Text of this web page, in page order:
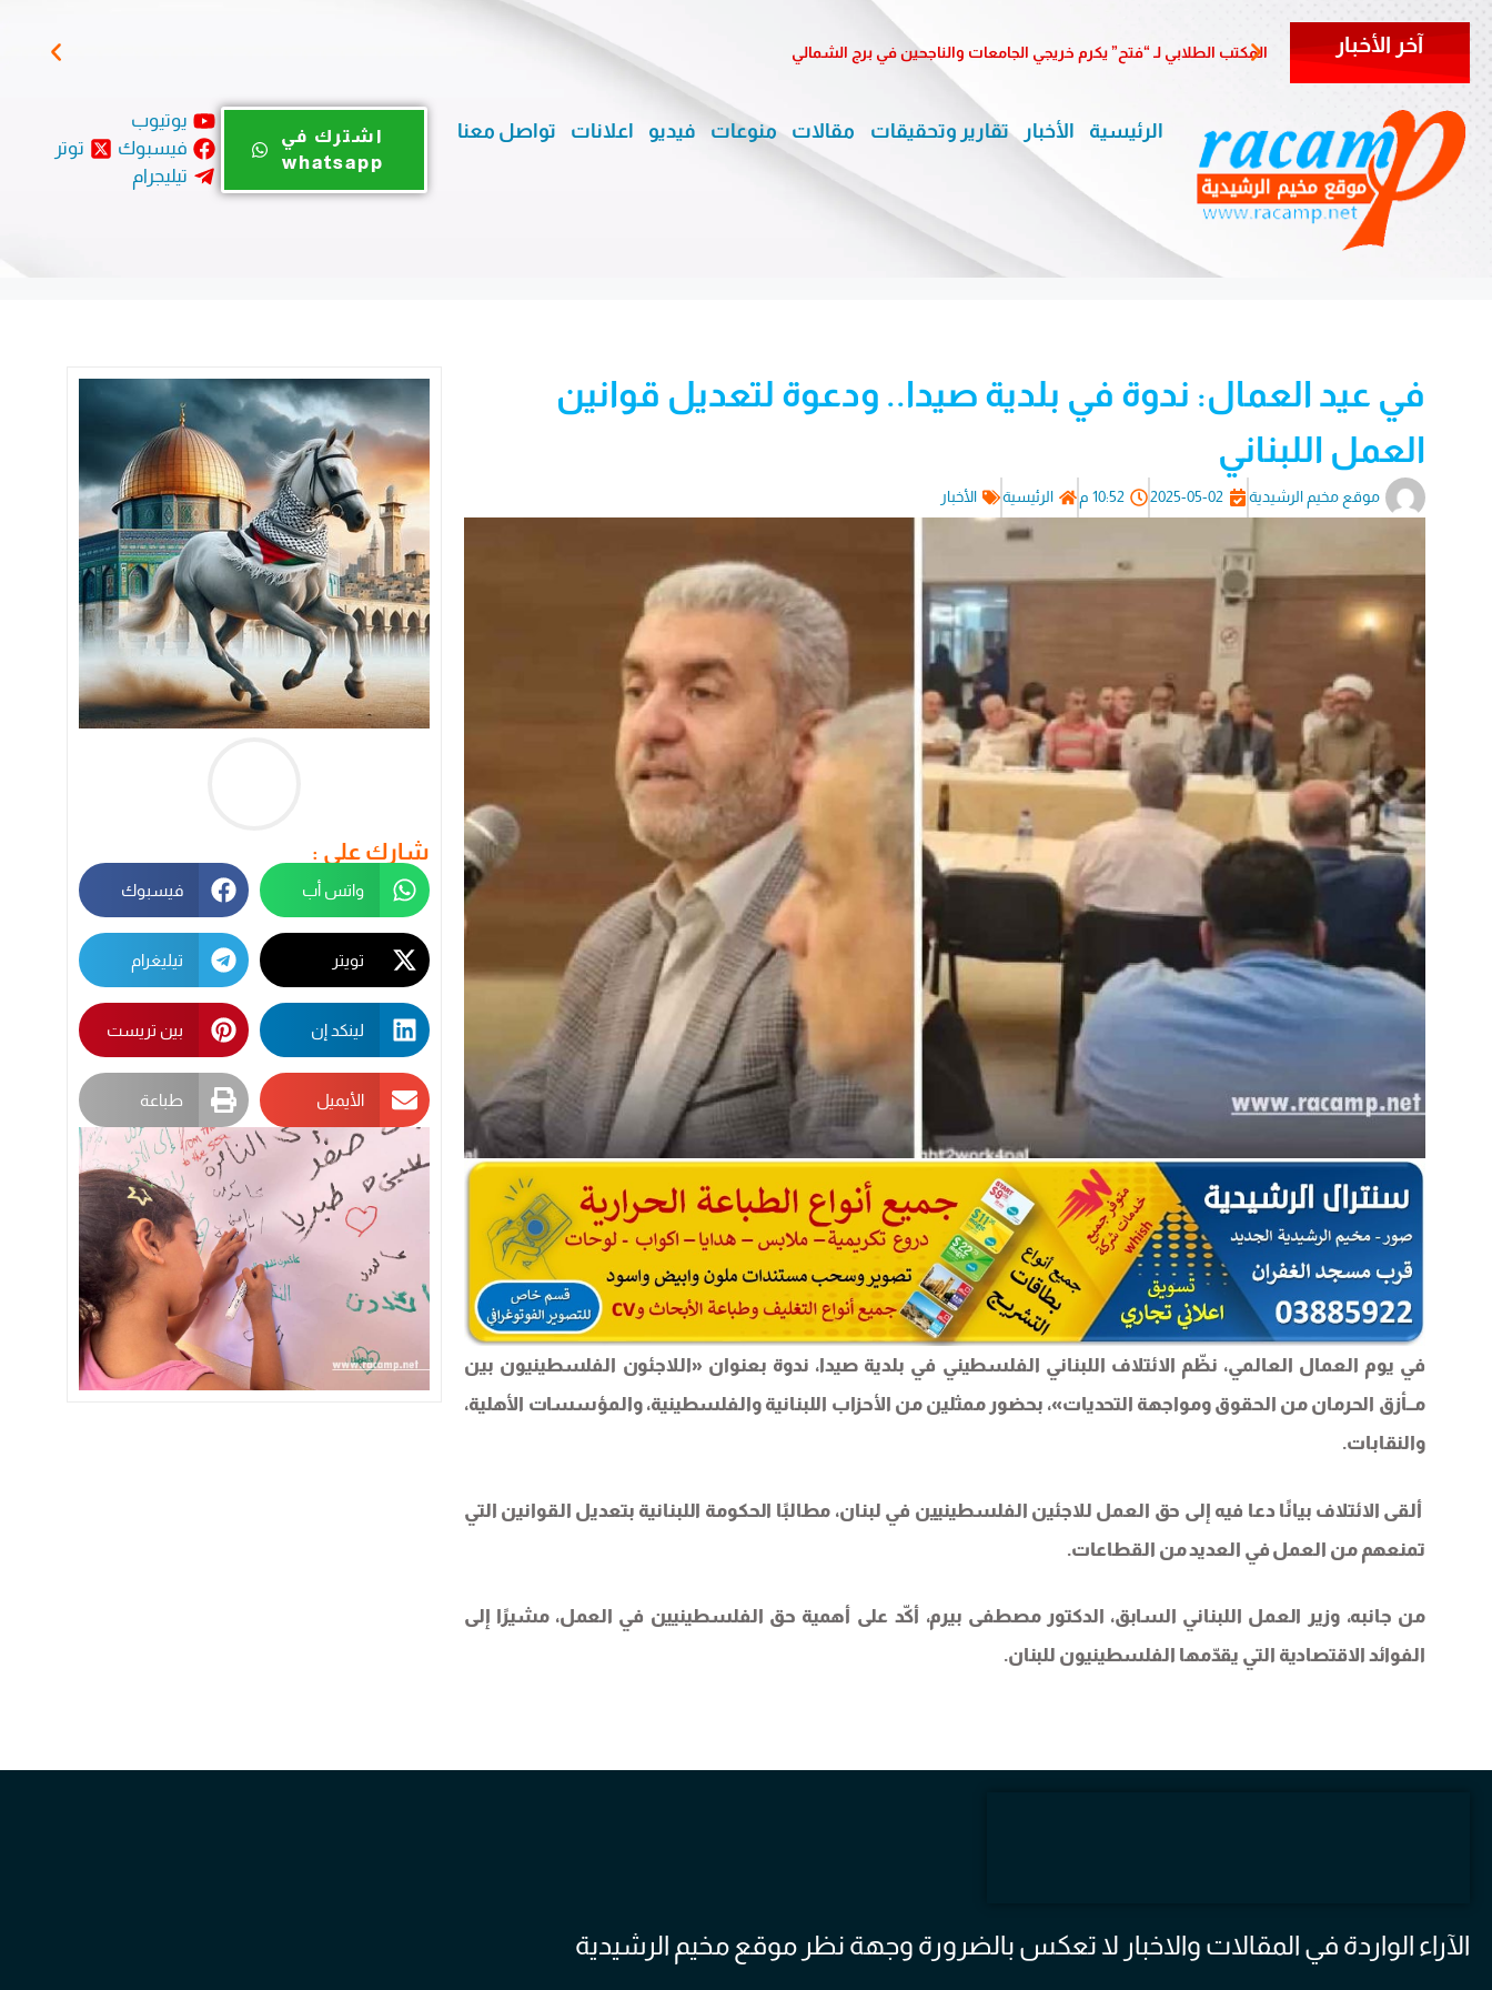
آخر الأخبار المكتب الطلابي لـ “فتح” يكرم خريجي الجامعات والناجحين في برج الشمالي
الرئيسية الأخبار تقارير وتحقيقات مقالات منوعات فيديو اعلانات تواصل معنا
يوتيوب
فيسبوك
توتر
تيليجرام
اشترك في
whatsapp
في عيد العمال: ندوة في بلدية صيدا.. ودعوة لتعديل قوانين
العمل اللبناني
موقع مخيم الرشيدية 2025-05-02 10:52 م الرئيسية الأخبار
في يوم العمال العالمي، نظّم الائتلاف اللبناني الفلسطيني في بلدية صيدا، ندوة بعنوان «اللاجئون الفلسطينيون بين
مــأزق الحرمان من الحقوق ومواجهة التحديات»، بحضور ممثلين من الأحزاب اللبنانية والفلسطينية، والمؤسسات الأهلية،
والنقابات.
ألقى الائتلاف بيانًا دعا فيه إلى حق العمل للاجئين الفلسطينيين في لبنان، مطالبًا الحكومة اللبنانية بتعديل القوانين التي
تمنعهم من العمل في العديد من القطاعات.
من جانبه، وزير العمل اللبناني السابق، الدكتور مصطفى بيرم، أكّد على أهمية حق الفلسطينيين في العمل، مشيرًا إلى
الفوائد الاقتصادية التي يقدّمها الفلسطينيون للبنان.
شارك على :
واتس أب فيسبوك
تويتر تيليغرام
لينكد إن بين تريست
الأيميل طباعة
الآراء الواردة في المقالات والاخبار لا تعكس بالضرورة وجهة نظر موقع مخيم الرشيدية